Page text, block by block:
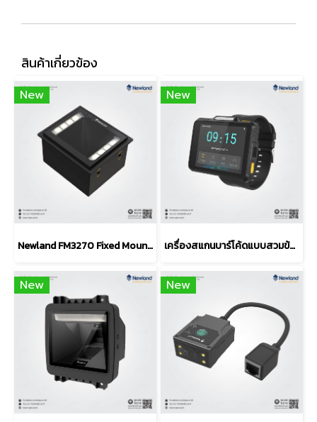
สินค้าเกี่ยวข้อง
New
Newland FM3270 Fixed Mount Barcode Scanner (Self‑Service)
New
เครื่องสแกนบาร์โค้ดแบบสวมข้อมือ Newland WD1 Wearable Scanner
New New